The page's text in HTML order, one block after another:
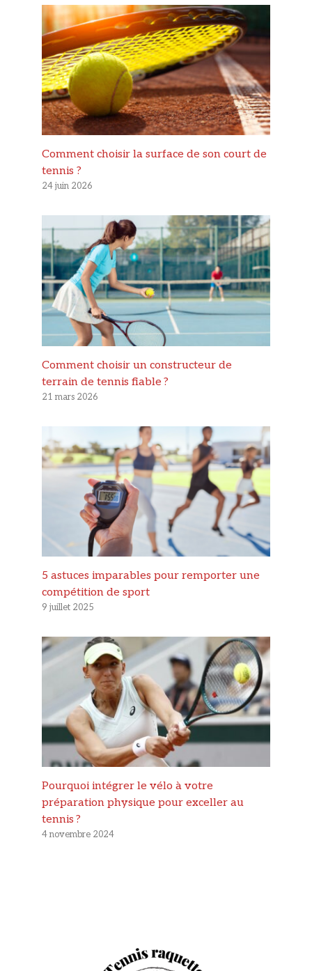
Comment choisir la surface de son court de
tennis ?
24 juin 2026
Comment choisir un constructeur de
terrain de tennis fiable ?
21 mars 2026
5 astuces imparables pour remporter une
compétition de sport
9 juillet 2025
Pourquoi intégrer le vélo à votre
préparation physique pour exceller au
tennis ?
4 novembre 2024